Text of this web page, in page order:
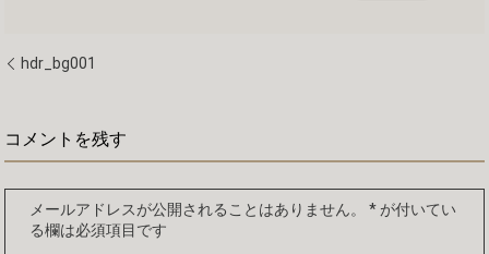
hdr_bg001
コメントを残す
メールアドレスが公開されることはありません。 * が付いてい
る欄は必須項目です